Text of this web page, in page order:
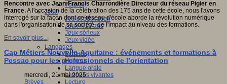
Tutorat
Jeux
Jeu et éducation
Jeux 4/12 ans
Jeux sérieux
Jeux vidéo
Langages
Ecriture
Humour
Langue orale
Langues vivantes
Lecture
Rencontre avec Jean-Francis Charrondière Directeur du réseau Pigier en
France.A l'occasion de la célébration des 175 ans de cette école, nous l'avons
interrogé sur la façon dont ce réseau d'école aborde la révolution numérique
dans l'organisation de sa société, de l'impact au niveau des formations.
En savoir plus...
Cap Métiers Nouvelle-Aquitaine : événements et formations à
Pessac pour les professionnels de l’orientation
mercredi, 21 mai 2025
Brèves